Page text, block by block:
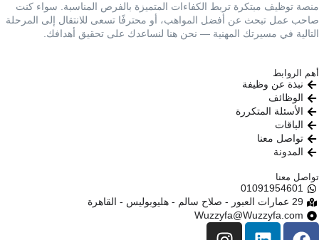
منصة توظيف مبتكرة تربط الكفاءات المتميزة بالفرص المناسبة. سواء كنت
صاحب عمل تبحث عن أفضل المواهب، أو محترفًا تسعى للانتقال إلى المرحلة
التالية في مسيرتك المهنية — نحن هنا لنساعدك على تحقيق أهدافك.
أهم الروابط
نبذة عن وظيفة
الوظائف
الأسئلة المتكررة
الباقات
تواصل معنا
المدونة
تواصل معنا
01091954601​
29 عمارات العبور - صلاح سالم - هليوبوليس - القاهرة
Wuzzyfa@Wuzzyfa.com